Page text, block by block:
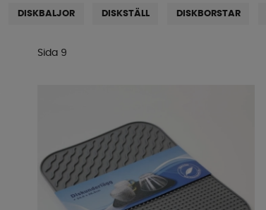
DISKBALJOR DISKSTÄLL DISKBORSTAR
Sida 9